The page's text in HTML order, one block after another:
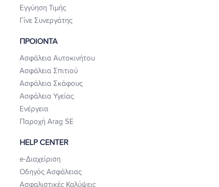
Εγγύηση Τιμής
Γίνε Συνεργάτης
ΠΡΟΙΟΝΤΑ
Ασφάλεια Αυτοκινήτου
Ασφάλεια Σπιτιού
Ασφάλεια Σκάφους
Ασφάλεια Υγείας
Ενέργεια
Παροχή Arag SE
HELP CENTER
e-Διαχείριση
Οδηγός Ασφάλειας
Ασφαλιστικές Καλύψεις